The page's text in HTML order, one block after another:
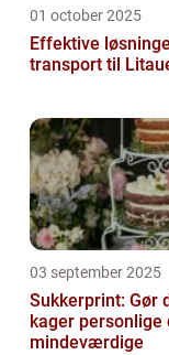
01 october 2025
Effektive
transport til
03 september 2025
Sukkerprint: Gør
kager personlige
mindeværdige